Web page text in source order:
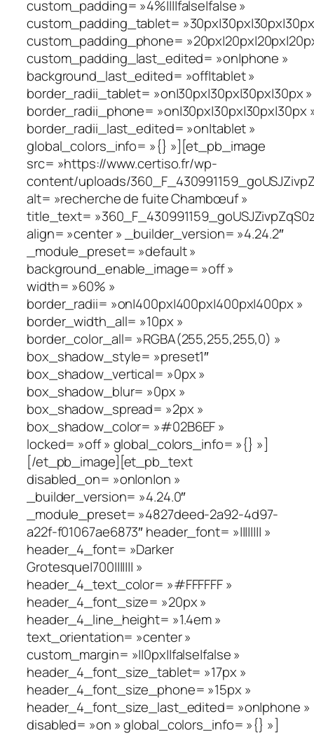
custom_padding= »4%||||false|false »
custom_padding_tablet=
custom_padding_phone=
custom_padding_last_edited= »on|phone »
background_last_edited= »off|tablet »
border_radii_tablet= »on|30px|30px|30px|30px »
border_radii_phone= »on|30px|30px|30px|30px
border_radii_last_edited= »on|tablet »
global_colors_info= »{} »][et_pb_image
src= »https://www.certiso.fr/wp-
content/uploads/
alt= »recherche de fuite Chambœuf »
title_text=
align= »center » _builder_version= »4.24.2″
_module_preset= »default »
background_enable_image= »off »
width= »60% »
border_radii= »on|400px|400px|400px|400px »
border_width_all= »10px »
border_color_all= »RGBA(255,255,255,0) »
box_shadow_style= »preset1″
box_shadow_vertical= »0px »
box_shadow_blur= »0px »
box_shadow_spread= »2px »
box_shadow_color= »#02B6EF »
locked= »off » global_colors_info= »{} »]
[/et_pb_image][et_pb_text
disabled_on= »on|on|on »
_builder_version= »4.24.0″
_module_preset= »4827deed-2a92-4d97-
a22f-f01067ae6873″ header_font= »|||||||| »
header_4_font= »Darker
Grotesque|700||||||| »
header_4_text_color= »#FFFFFF »
header_4_font_size= »20px »
header_4_line_height= »1.4em »
text_orientation= »center »
custom_margin= »||0px||false|false »
header_4_font_size_tablet= »17px »
header_4_font_size_phone= »15px »
header_4_font_size_last_edited= »on|phone »
disabled= »on » global_colors_info= »{} »]